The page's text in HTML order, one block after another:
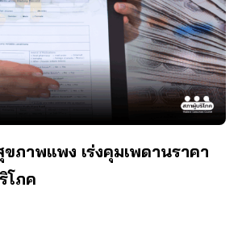
ภาพแพง เร่งคุมเพดานราคา
โภค